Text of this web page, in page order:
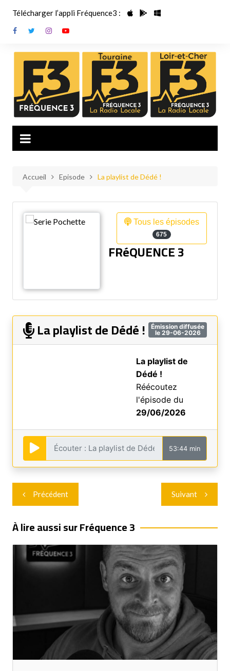
contenu
Télécharger l’appli Fréquence3 :
Accueil Episode La playlist de Dédé !
Tous les épisodes
675
FRéQUENCE 3
Émission diffusée
le 29-06-2026
La playlist de Dédé !
La playlist de
Dédé !
Réécoutez
l'épisode du
29/06/2026
53:44 min
Navigation
de
l’article
Précédent Suivant
À lire aussi sur Fréquence 3